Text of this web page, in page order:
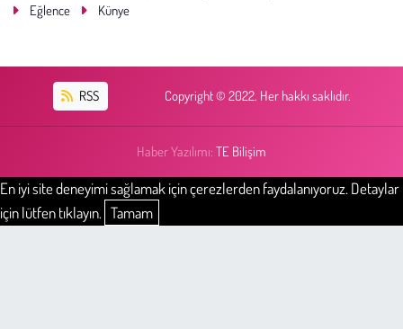
Eğlence
Künye
RSS Copyright © 2022. Her hakkı saklıdır.
Haber Yazılımı: TE Bilişim
En iyi site deneyimi sağlamak için çerezlerden faydalanıyoruz. Detaylar
için lütfen tıklayın. Tamam